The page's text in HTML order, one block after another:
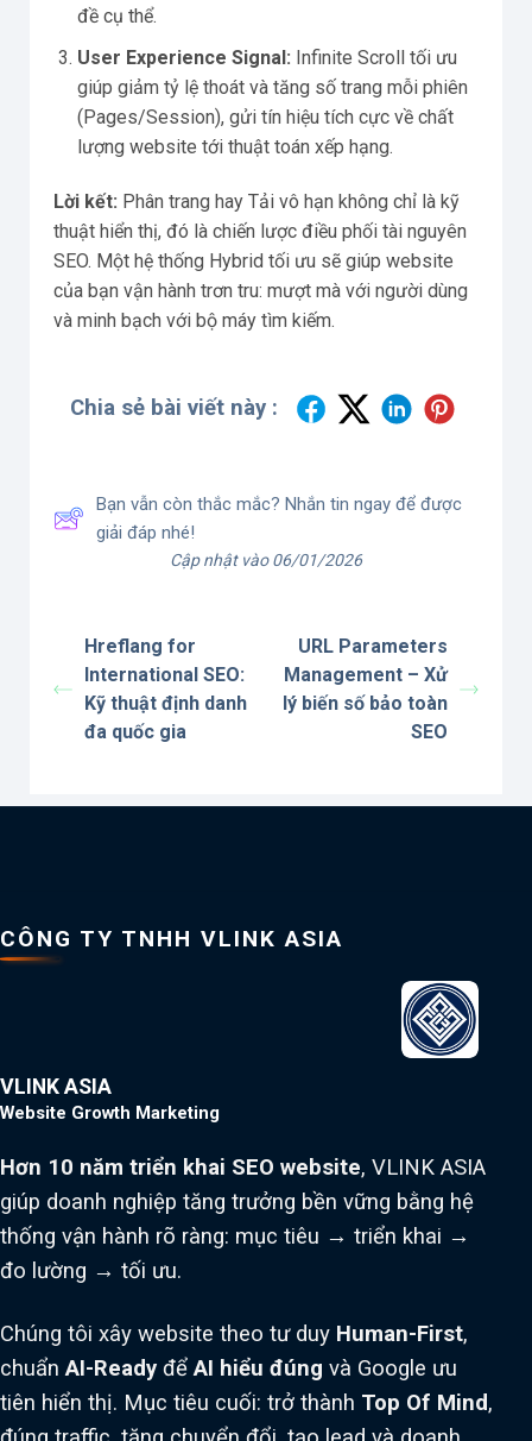
đề cụ thể.
User Experience Signal: Infinite Scroll tối ưu
giúp giảm tỷ lệ thoát và tăng số trang mỗi phiên
(Pages/Session), gửi tín hiệu tích cực về chất
lượng website tới thuật toán xếp hạng.
Lời kết: Phân trang hay Tải vô hạn không chỉ là kỹ
thuật hiển thị, đó là chiến lược điều phối tài nguyên
SEO. Một hệ thống Hybrid tối ưu sẽ giúp website
của bạn vận hành trơn tru: mượt mà với người dùng
và minh bạch với bộ máy tìm kiếm.
Chia sẻ bài viết này :
Bạn vẫn còn thắc mắc? Nhắn tin ngay để được
giải đáp nhé!
Cập nhật vào 06/01/2026
Hreflang for
International SEO:
Kỹ thuật định danh
đa quốc gia
URL Parameters
Management – Xử
lý biến số bảo toàn
SEO
CÔNG TY TNHH VLINK ASIA
VLINK ASIA
Website Growth Marketing
Hơn 10 năm triển khai SEO website, VLINK ASIA
giúp doanh nghiệp tăng trưởng bền vững bằng hệ
thống vận hành rõ ràng: mục tiêu → triển khai →
đo lường → tối ưu.
Chúng tôi xây website theo tư duy Human-First,
chuẩnAI-Ready đểAI hiểu đúng và Google ưu
tiên hiển thị. Mục tiêu cuối: trở thành Top Of Mind,